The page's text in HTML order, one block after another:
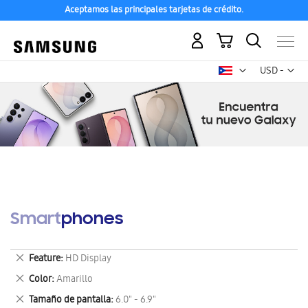
Aceptamos las principales tarjetas de crédito.
USD -
dólar
Mi carrito
Smartphones
Feature HD Display
Eliminar
este
artículo
Color Amarillo
Eliminar
este
Tamaño de pantalla 6.0" - 6.9"
Eliminar